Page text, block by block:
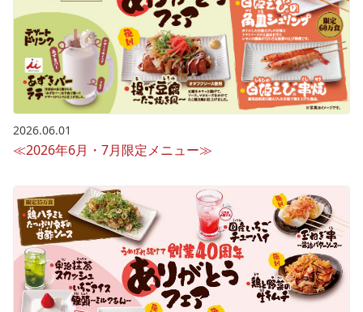
2026.06.01
≪2026年6月・7月限定メニュー≫